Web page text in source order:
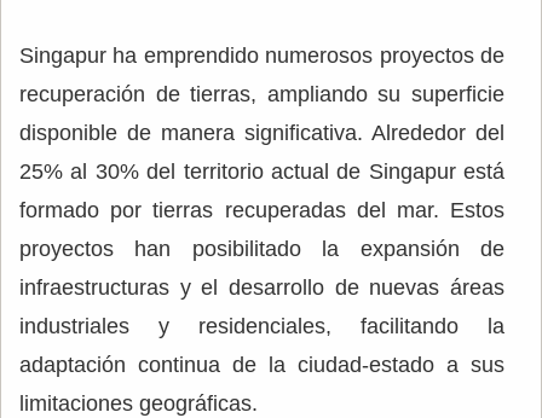
Singapur ha emprendido numerosos proyectos de
recuperación de tierras, ampliando su superficie
disponible de manera significativa. Alrededor del
25% al 30% del territorio actual de Singapur está
formado por tierras recuperadas del mar. Estos
proyectos han posibilitado la expansión de
infraestructuras y el desarrollo de nuevas áreas
industriales y residenciales, facilitando la
adaptación continua de la ciudad-estado a sus
limitaciones geográficas.